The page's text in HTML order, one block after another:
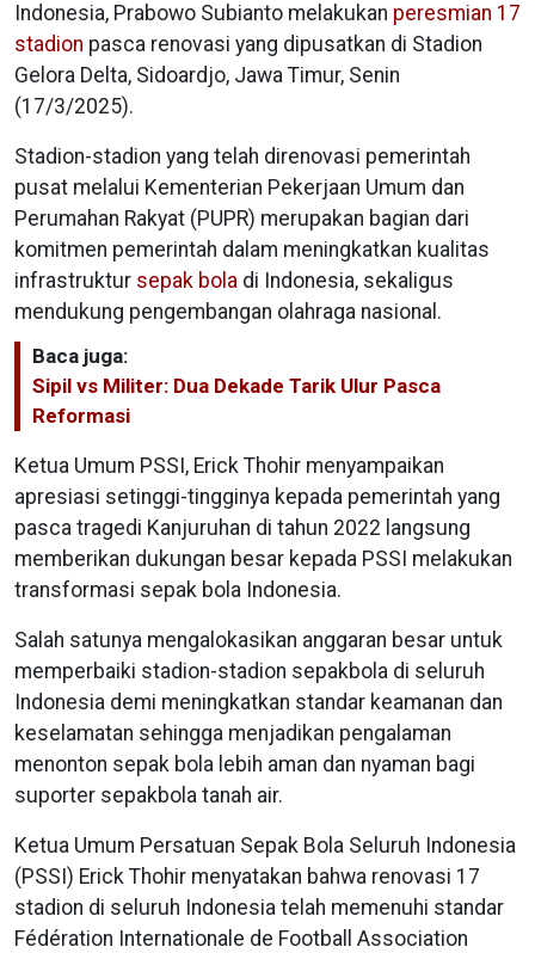
Indonesia, Prabowo Subianto melakukan peresmian 17
stadion pasca renovasi yang dipusatkan di Stadion
Gelora Delta, Sidoardjo, Jawa Timur, Senin
(17/3/2025).
Stadion-stadion yang telah direnovasi pemerintah
pusat melalui Kementerian Pekerjaan Umum dan
Perumahan Rakyat (PUPR) merupakan bagian dari
komitmen pemerintah dalam meningkatkan kualitas
infrastruktur sepak bola di Indonesia, sekaligus
mendukung pengembangan olahraga nasional.
Baca juga:
Sipil vs Militer: Dua Dekade Tarik Ulur Pasca
Reformasi
Ketua Umum PSSI, Erick Thohir menyampaikan
apresiasi setinggi-tingginya kepada pemerintah yang
pasca tragedi Kanjuruhan di tahun 2022 langsung
memberikan dukungan besar kepada PSSI melakukan
transformasi sepak bola Indonesia.
Salah satunya mengalokasikan anggaran besar untuk
memperbaiki stadion-stadion sepakbola di seluruh
Indonesia demi meningkatkan standar keamanan dan
keselamatan sehingga menjadikan pengalaman
menonton sepak bola lebih aman dan nyaman bagi
suporter sepakbola tanah air.
Ketua Umum Persatuan Sepak Bola Seluruh Indonesia
(PSSI) Erick Thohir menyatakan bahwa renovasi 17
stadion di seluruh Indonesia telah memenuhi standar
Fédération Internationale de Football Association